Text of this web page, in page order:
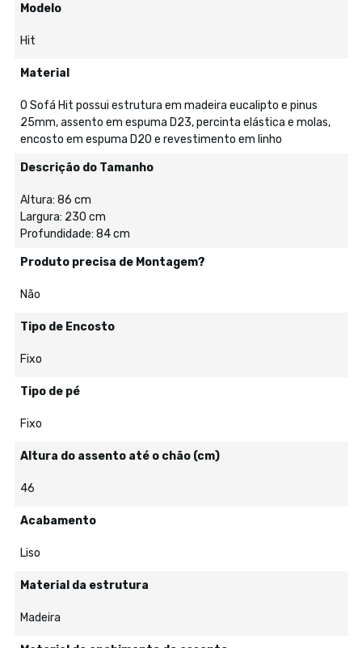
Modelo
Hit
Material
O Sofá Hit possui estrutura em madeira eucalipto e pinus
25mm, assento em espuma D23, percinta elástica e molas,
encosto em espuma D20 e revestimento em linho
Descrição do Tamanho
Altura: 86 cm
Largura: 230 cm
Profundidade: 84 cm
Produto precisa de Montagem?
Não
Tipo de Encosto
Fixo
Tipo de pé
Fixo
Altura do assento até o chão (cm)
46
Acabamento
Liso
Material da estrutura
Madeira